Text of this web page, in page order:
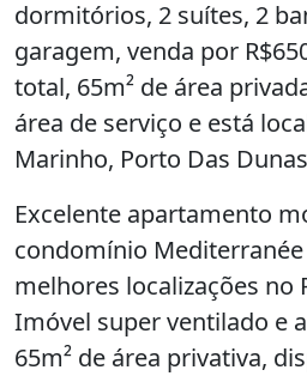
dormitórios, 2 suítes, 2
garagem, venda por
total, 65m² de área
área de serviço e está
Marinho, Porto Das
Excelente apartamento
condomínio
melhores localizações no
Imóvel super ventilado e
65m² de área privativa,